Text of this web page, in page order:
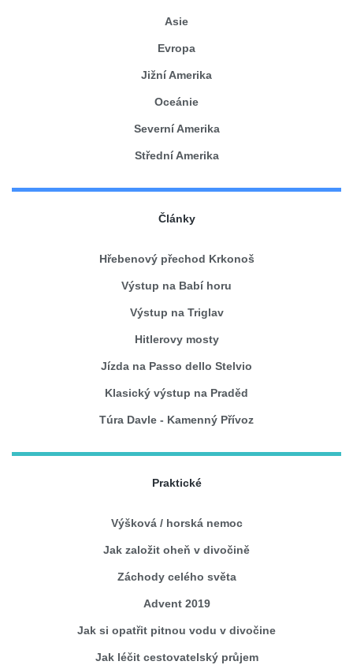
Asie
Evropa
Jižní Amerika
Oceánie
Severní Amerika
Střední Amerika
Články
Hřebenový přechod Krkonoš
Výstup na Babí horu
Výstup na Triglav
Hitlerovy mosty
Jízda na Passo dello Stelvio
Klasický výstup na Praděd
Túra Davle - Kamenný Přívoz
Praktické
Výšková / horská nemoc
Jak založit oheň v divočině
Záchody celého světa
Advent 2019
Jak si opatřit pitnou vodu v divočine
Jak léčit cestovatelský průjem